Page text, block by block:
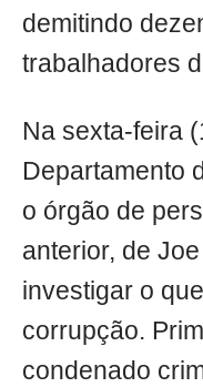
demitindo
trabalhadores
Na sexta-feira
Departamento
o órgão de
anterior, de
investigar o
corrupção.
condenado